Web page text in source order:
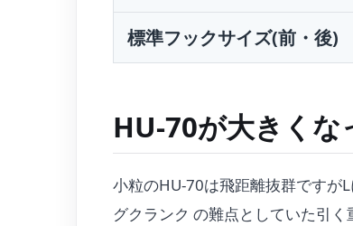
標準フックサイズ(前・後)
HU-70が大きくな
小粒のHU-70は飛距離抜群ですが
グクランク の難点としていた引